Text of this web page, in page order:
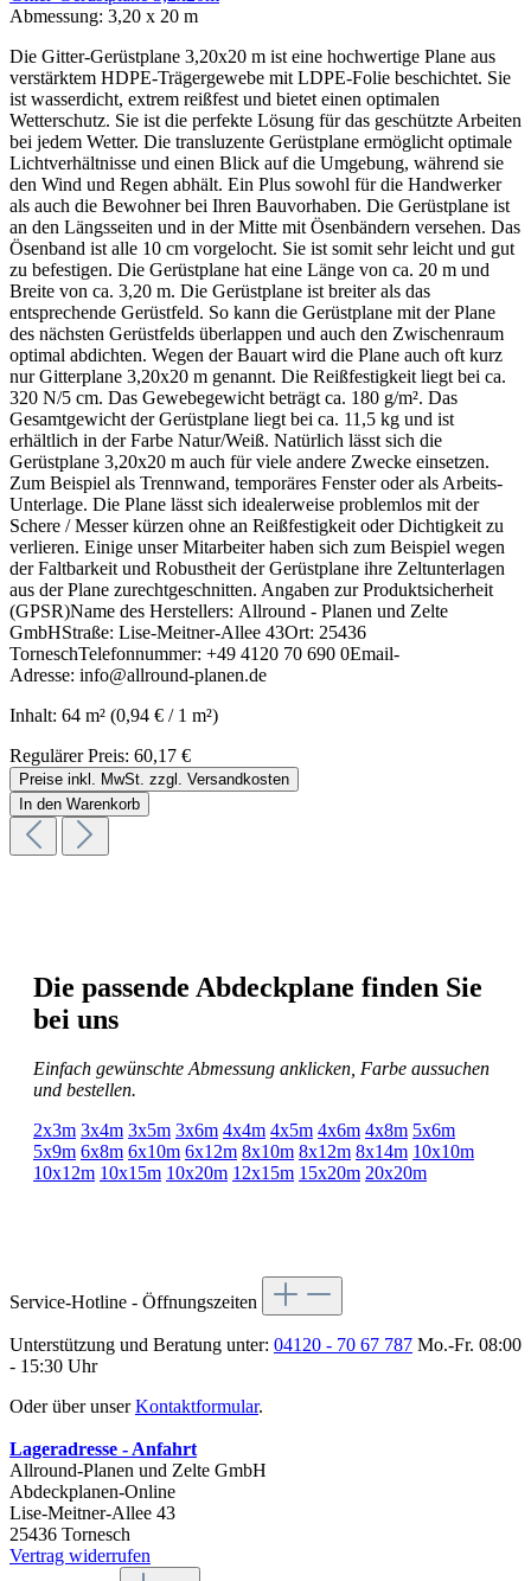
Abmessung: 3,20 x 20 m
Die Gitter-Gerüstplane 3,20x20 m ist eine hochwertige Plane aus
verstärktem HDPE-Trägergewebe mit LDPE-Folie beschichtet. Sie
ist wasserdicht, extrem reißfest und bietet einen optimalen
Wetterschutz. Sie ist die perfekte Lösung für das geschützte Arbeiten
bei jedem Wetter. Die transluzente Gerüstplane ermöglicht optimale
Lichtverhältnisse und einen Blick auf die Umgebung, während sie
den Wind und Regen abhält. Ein Plus sowohl für die Handwerker
als auch die Bewohner bei Ihren Bauvorhaben. Die Gerüstplane ist
an den Längsseiten und in der Mitte mit Ösenbändern versehen. Das
Ösenband ist alle 10 cm vorgelocht. Sie ist somit sehr leicht und gut
zu befestigen. Die Gerüstplane hat eine Länge von ca. 20 m und
Breite von ca. 3,20 m. Die Gerüstplane ist breiter als das
entsprechende Gerüstfeld. So kann die Gerüstplane mit der Plane
des nächsten Gerüstfelds überlappen und auch den Zwischenraum
optimal abdichten. Wegen der Bauart wird die Plane auch oft kurz
nur Gitterplane 3,20x20 m genannt. Die Reißfestigkeit liegt bei ca.
320 N/5 cm. Das Gewebegewicht beträgt ca. 180 g/m². Das
Gesamtgewicht der Gerüstplane liegt bei ca. 11,5 kg und ist
erhältlich in der Farbe Natur/Weiß. Natürlich lässt sich die
Gerüstplane 3,20x20 m auch für viele andere Zwecke einsetzen.
Zum Beispiel als Trennwand, temporäres Fenster oder als Arbeits-
Unterlage. Die Plane lässt sich idealerweise problemlos mit der
Schere / Messer kürzen ohne an Reißfestigkeit oder Dichtigkeit zu
verlieren. Einige unser Mitarbeiter haben sich zum Beispiel wegen
der Faltbarkeit und Robustheit der Gerüstplane ihre Zeltunterlagen
aus der Plane zurechtgeschnitten. Angaben zur Produktsicherheit
(GPSR)Name des Herstellers: Allround - Planen und Zelte
GmbHStraße: Lise-Meitner-Allee 43Ort: 25436
TorneschTelefonnummer: +49 4120 70 690 0Email-
Adresse: info@allround-planen.de
Inhalt: 64 m² (0,94 € / 1 m²)
Regulärer Preis: 60,17 €
Preise inkl. MwSt. zzgl. Versandkosten
In den Warenkorb
Die passende Abdeckplane finden Sie
bei uns
Einfach gewünschte Abmessung anklicken, Farbe aussuchen
und bestellen.
2x3m 3x4m 3x5m 3x6m 4x4m 4x5m 4x6m 4x8m 5x6m
5x9m 6x8m 6x10m 6x12m 8x10m 8x12m 8x14m 10x10m
10x12m 10x15m 10x20m 12x15m 15x20m 20x20m
Service-Hotline - Öffnungszeiten
Unterstützung und Beratung unter: 04120 - 70 67 787 Mo.-Fr. 08:00
- 15:30 Uhr
Oder über unserKontaktformular.
Lageradresse - Anfahrt
Allround-Planen und Zelte GmbH
Abdeckplanen-Online
Lise-Meitner-Allee 43
25436 Tornesch
Vertrag widerrufen